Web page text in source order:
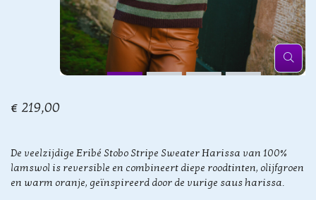
€ 219,00
De veelzijdige Eribé Stobo Stripe Sweater Harissa van 100%
lamswol is reversible en combineert diepe roodtinten, olijfgroen
en warm oranje, geïnspireerd door de vurige saus harissa.